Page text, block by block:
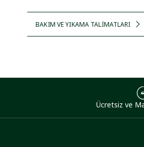
BAKIM VE YIKAMA TALİMATLARI
Ücretsiz ve